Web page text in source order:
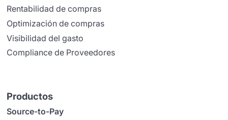
Rentabilidad de compras
Optimización de compras
Visibilidad del gasto
Compliance de Proveedores
Productos
Source-to-Pay